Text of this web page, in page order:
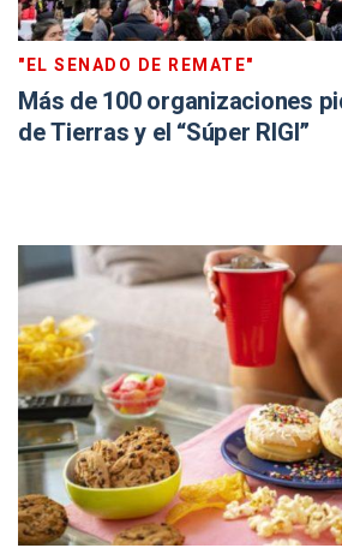
"EL SENADO DE REMATE"
Más de 100 organizaciones
de Tierras y el “Súper RIGI”